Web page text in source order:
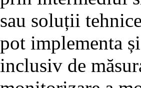
sau soluții
pot implementa
inclusiv de